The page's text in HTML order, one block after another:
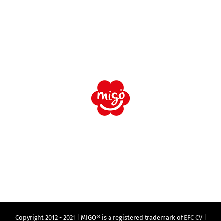
Copyright 2012 - 2021 | MIGO® is a registered trademark of EFC CV|